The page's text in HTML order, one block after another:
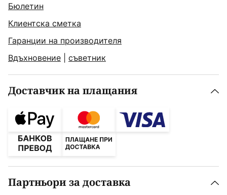
Бюлетин
Клиентска сметка
Гаранции на производителя
Вдъхновение
съветник
Доставчик на плащания
Партньори за доставка